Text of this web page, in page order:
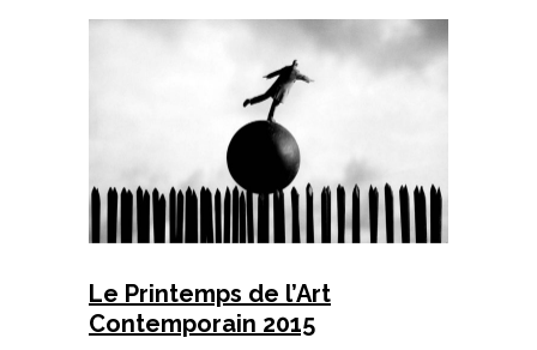
Le Printemps de l’Art
Contemporain 2015